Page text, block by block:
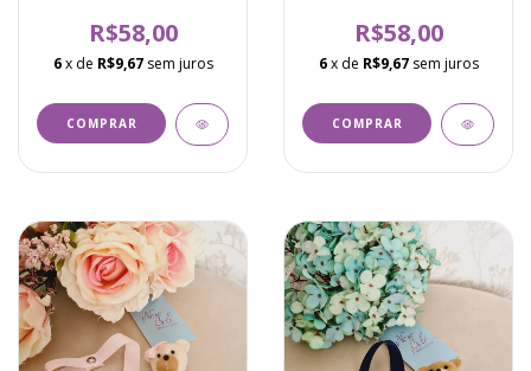
R$58,00
6 x de R$9,67 sem juros
R$58,00
6 x de R$9,67 sem juros